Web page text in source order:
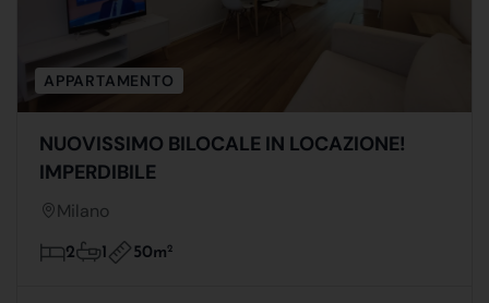
APPARTAMENTO
NUOVISSIMO BILOCALE IN LOCAZIONE!
IMPERDIBILE
Milano
2 1 50m2